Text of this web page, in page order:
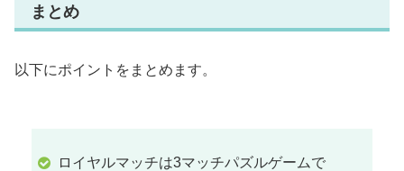
まとめ
以下にポイントをまとめます。
ロイヤルマッチは3マッチパズルゲームで